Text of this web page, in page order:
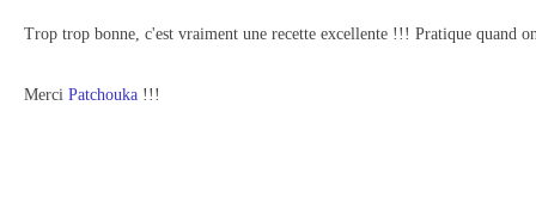
Trop trop bonne, c'est vraiment une recette excellente !!! Pratique quand
Merci Patchouka !!!